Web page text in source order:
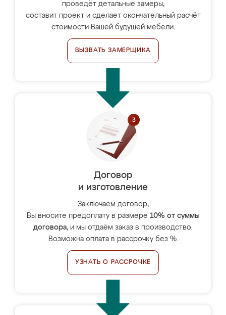
проведёт детальные замеры,
составит проект и сделает окончательный расчёт
стоимости Вашей будущей мебели.
ВЫЗВАТЬ ЗАМЕРЩИКА
Договор
и изготовление
Заключаем договор,
Вы вносите предоплату в размере 10% от суммы
договора, и мы отдаём заказ в производство.
Возможна оплата в рассрочку без %.
УЗНАТЬ О РАССРОЧКЕ